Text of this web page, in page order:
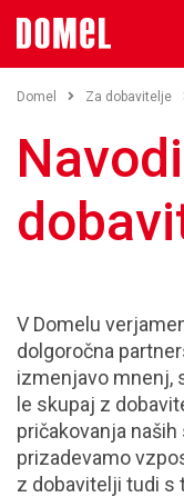
Domel Za dobavitelje
V Domelu
dolgoročna
izmenjavo mnenj,
le skupaj z
pričakovanja
prizadevamo
z dobavitelji tudi s